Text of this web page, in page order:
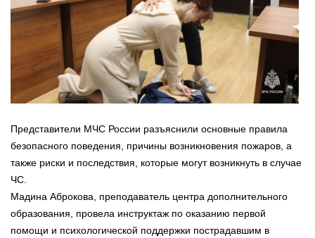
Представители МЧС России разъяснили основные правила
безопасного поведения, причины возникновения пожаров, а
также риски и последствия, которые могут возникнуть в случае
ЧС.
Мадина Аброкова, преподаватель центра дополнительного
образования, провела инструктаж по оказанию первой
помощи и психологической поддержки пострадавшим в